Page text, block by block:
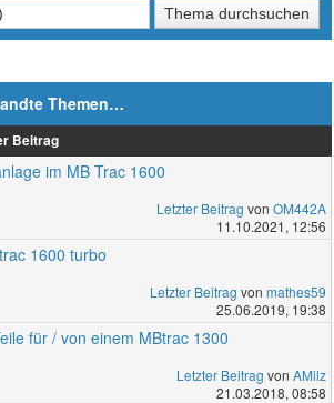
Themen…
Beitrag
im MB Trac 1600
Letzter Beitrag von OM442A
11.10.2021, 12:56
1600 turbo
Letzter Beitrag von mathes59
25.06.2019, 19:38
für / von einem MBtrac 1300
Letzter Beitrag von AMilz
21.03.2018, 08:58